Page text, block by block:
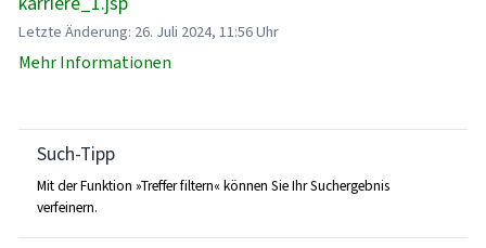
Letzte Änderung: 26. Juli 2024, 11:56 Uhr
Mehr Informationen
Such-Tipp
Mit der Funktion »Treffer filtern« können Sie Ihr Suchergebnis
verfeinern.